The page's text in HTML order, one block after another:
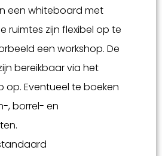
een whiteboard met
ruimtes zijn flexibel op te
een workshop. De
bereikbaar via het
op. Eventueel te boeken
, borrel- en